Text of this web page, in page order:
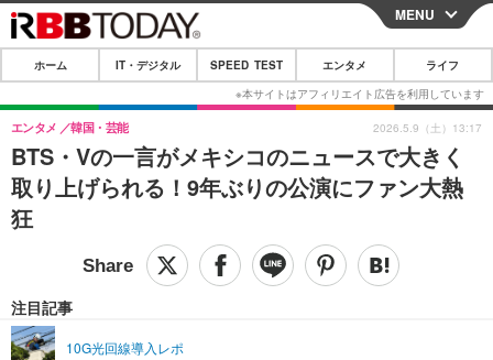
CLOSE
ホーム
IT・デジタル
IT・デジタルTOP スマートフォン
ショッピング その他
SPEED TEST
エンタメ
エンタメTOP 映画・ドラマ
音楽
ペット
リリース一覧
プッシュ通知の停止方法
MENU
ホーム IT・デジタル SPEED TEST エンタメ ライフ
BTS・Vの一言がメキシコのニュースで大きく
取り上げられる！9年ぶりの公演にファン大熱
狂
エンタメ 韓国・芸能
注目記事
10G光回線導入レポ
2026.5.9（土）13:17